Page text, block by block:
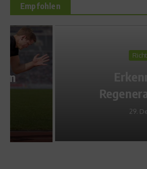
Empfohlen
Richtig trainieren
Regeneration im
29. Dezember 2014